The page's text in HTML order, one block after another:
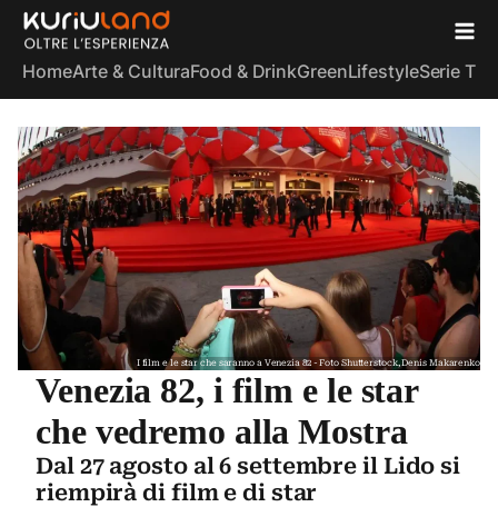
HomeArte & CulturaFood & DrinkGreenLifestyleSerie TV
I film e le star che saranno a Venezia 82 - Foto Shutterstock, Denis Makarenko
Venezia 82, i film e le star
che vedremo alla Mostra
Dal 27 agosto al 6 settembre il Lido si
riempirà di film e di star